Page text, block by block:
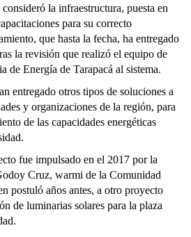
la infraestructura, puesta en
para su correcto
que hasta la fecha, ha entregado
la revisión que realizó el equipo de
de Energía de Tarapacá al sistema.
entregado otros tipos de soluciones a
y organizaciones de la región, para
de las capacidades energéticas
fue impulsado en el 2017 por la
Cruz, warmi de la Comunidad
postuló años antes, a otro proyecto
de luminarias solares para la plaza